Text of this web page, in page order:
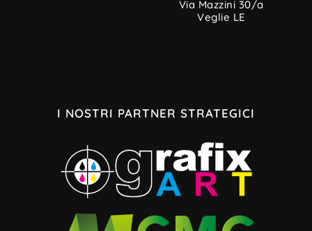
Via Mazzini 30/a
Veglie LE
I NOSTRI PARTNER STRATEGICI